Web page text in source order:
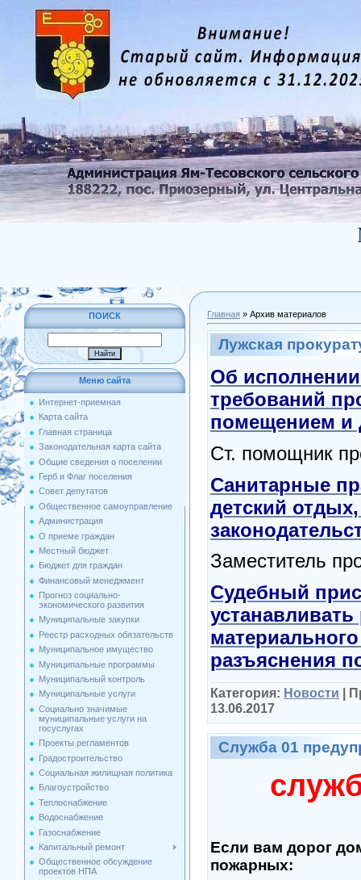
ПОИСК
Меню сайта
Интернет-приемная
Карта сайта
Главная страница
Законодательная карта сайта
Общие сведения о поселении
Герб и Флаг поселения
Совет депутатов
Общественное самоуправление
Администрация
О приеме граждан
Местный бюджет
Бюджет для граждан
Финансовый менеджмент
Прогноз социально-
экономического развития
Муниципальные закупки
Реестр расходных обязательств
Муниципальное имущество
Муниципальные программы
Муниципальный контроль
Муниципальные услуги
Социально значимые
муниципальные услуги на
госуслугах
Проекты регламентов
Градостроительство
Социальная жилищная политика
Благоустройство
Теплоснабжение
Водоснабжение
Газоснабжение
Капитальный ремонт
Общественное обсуждение
проектов НПА
Главная » Архив материалов
Лужская
Об
требований
помещением и
Ст. помощник
Санитарные
детский
Заместитель
Судебный
разъяснения
Категория: Новости |
13.06.2017
Служба 01
Если вам дорог
пожарных: